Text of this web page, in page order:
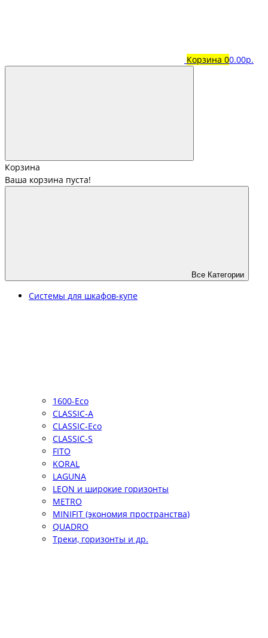
Корзина 00.00р.
Корзина
Ваша корзина пуста!
Все Категории
Системы для шкафов-купе
1600-Eco
CLASSIC-A
CLASSIC-Eco
CLASSIC-S
FITO
KORAL
LAGUNA
LEON и широкие горизонты
METRO
MINIFIT (экономия пространства)
QUADRO
Треки, горизонты и др.